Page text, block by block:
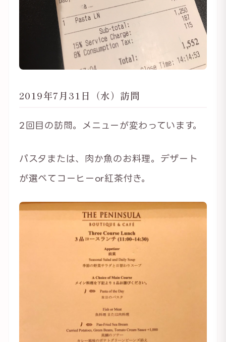
2019年7月31日（水）訪問
2回目の訪問。メニューが変わっています。
パスタまたは、肉か魚のお料理。デザート
が選べてコーヒーor紅茶付き。